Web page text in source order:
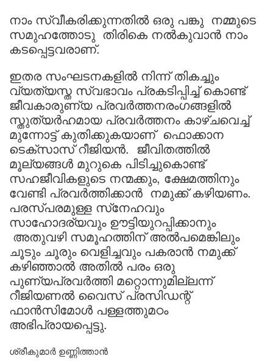
നാം സ്വീകരിക്കുന്നതിൽ ഒരു പങ്കു നമ്മുടെ
സമുഹത്തോടു തിരികെ നൽകുവാൻ നാം
കടപ്പെട്ടവരാണ്.
ഇതര സംഘടനകളില്‍ നിന്ന് തികച്ചും
വ്യത്യസ്ത സ്വഭാവം പ്രകടിപ്പിച്ച് കൊണ്ട്
ജീവകാരുണ്യ പ്രവര്‍ത്തനരംഗങ്ങളില്‍
സ്തുത്യര്‍ഹമായ പ്രവര്‍ത്തനം കാഴ്ചവെച്ച്
മുന്നോട്ട് കുതിക്കുകയാണ് ഫൊക്കാന
ടെക്സാസ് റീജിയൻ. ജീവിതത്തില്‍
മൂല്യങ്ങള്‍ മുറുകെ പിടിച്ചുകൊണ്ട്
സഹജീവികളുടെ നന്മക്കും, ക്ഷേമത്തിനും
വേണ്ടി പ്രവർത്തിക്കാൻ നമുക്ക് കഴിയണം.
പരസ്പരമുള്ള സ്‌നേഹവും
സാഹോദര്യവും ഊട്ടിയുറപ്പിക്കാനും
അതുവഴി സമൂഹത്തിന് അല്‍പമെങ്കിലും
ചൂടും ചൂരും വെളിച്ചവും പകരാന്‍ നമുക്ക്
കഴിഞ്ഞാൽ അതിൽ പരം ഒരു
പുണ്യപ്രവർത്തി മറ്റൊന്നുമില്ലന്ന്
റീജിയണൽ വൈസ് പ്രസിഡന്റ്
ഫാൻസിമോൾ പള്ളത്തുമഠം
അഭിപ്രായപ്പെട്ടു.
ശ്രീകുമാർ ഉണ്ണിത്താൻ